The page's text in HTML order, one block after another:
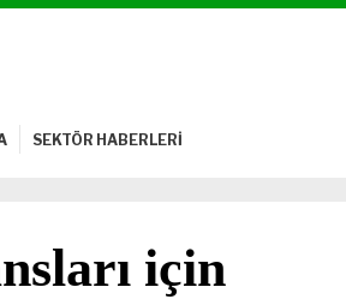
SEKTÖR HABERLERİ
için